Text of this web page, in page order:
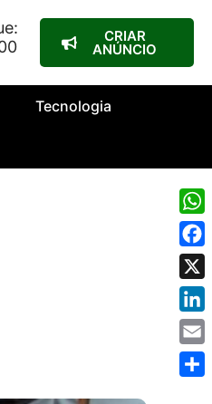
CRIAR
ANÚNCIO
Tecnologia
X